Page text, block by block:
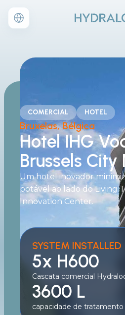
COMERCIAL HOTEL
Bruxelas, Bélgica
Hotel IHG
Brussels City
Um hotel inovador
potável ao lado do Living
Innovation Center.
SYSTEM INSTALLED
5x H600
Cascata comercial
3600 L
capacidade de tratamento